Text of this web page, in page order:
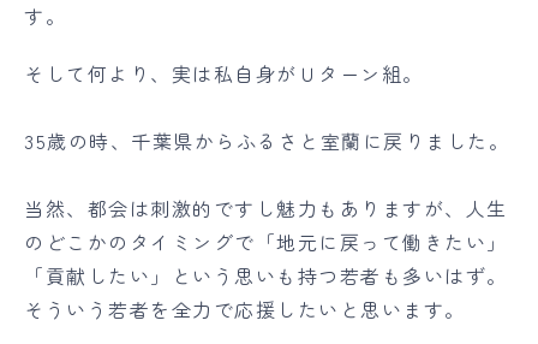
す。
そして何より、実は私自身がＵターン組。
35歳の時、千葉県からふるさと室蘭に戻りました。
当然、都会は刺激的ですし魅力もありますが、人生
のどこかのタイミングで「地元に戻って働きたい」
「貢献したい」という思いも持つ若者も多いはず。
そういう若者を全力で応援したいと思います。